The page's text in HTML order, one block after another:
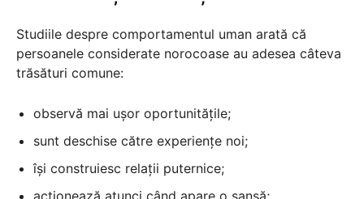
Studiile despre comportamentul uman arată că
persoanele considerate norocoase au adesea câteva
trăsături comune:
observă mai ușor oportunitățile;
sunt deschise către experiențe noi;
își construiesc relații puternice;
acționează atunci când apare o șansă;